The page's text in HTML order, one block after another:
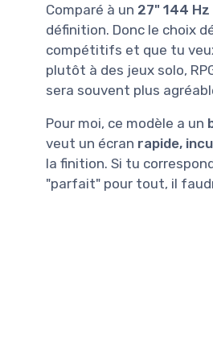
Comparé à un 27" 144 Hz
définition. Donc le choix
compétitifs et que tu
plutôt à des jeux solo,
sera souvent plus
Pour moi, ce modèle a un
veut un écran rapide,
la finition. Si tu
"parfait" pour tout, il